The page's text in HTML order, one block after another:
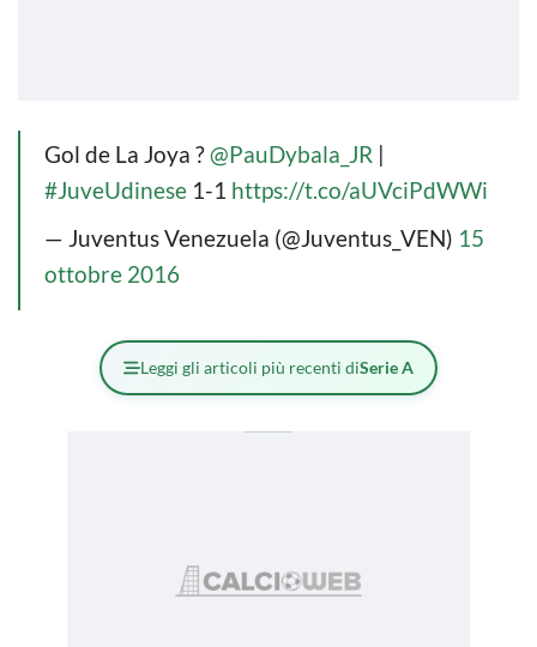
Gol de La Joya ?@PauDybala_JR |
#JuveUdinese 1-1 https://t.co/aUVciPdWWi
— Juventus Venezuela (@Juventus_VEN) 15
ottobre 2016
Leggi gli articoli più recenti diSerie A